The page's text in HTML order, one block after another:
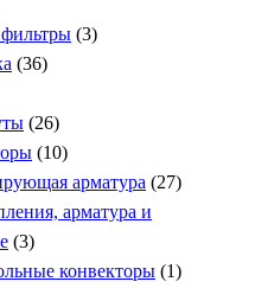
(3)
(36)
(26)
(10)
арматура (27)
арматура и
(3)
конвекторы (1)